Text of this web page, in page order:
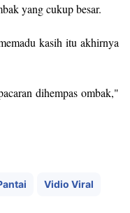
yang cukup besar.
kasih itu akhirnya
dihempas ombak,"
Vidio Viral